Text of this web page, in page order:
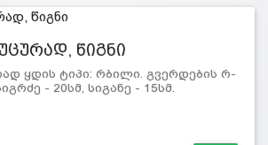
წიგნი
ყდის ტიპი: რბილი. გვერდების რ-
- 20სმ, სიგანე - 15სმ.